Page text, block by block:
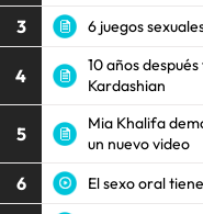
3 6 juegos
4
10 años
Kardashian
5
Mia Khalifa
un nuevo video
6 El sexo oral